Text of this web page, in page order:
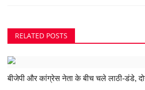
RELATED POSTS
बीजेपी और कांग्रेस नेता के बीच चले लाठी-डंडे,